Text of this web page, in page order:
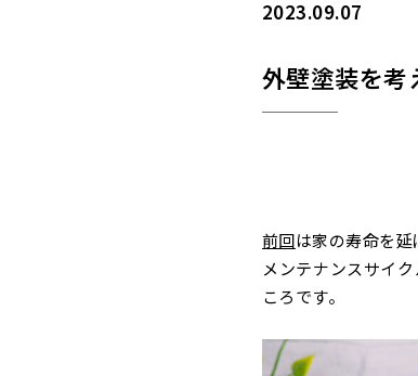
2023.09.07
外壁塗装を考
前回は家の寿命を
メンテナンスサイ
ころです。